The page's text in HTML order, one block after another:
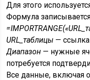
Для этого
Формула
URL_таблицы —
Диапазон — нужные
потребуется
Все данные, включая